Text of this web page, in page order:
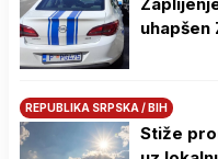
uhapšen
REPUBLIKA SRPSKA / BIH
Stiže